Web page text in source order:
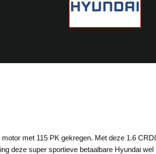
met 115 PK gekregen. Met deze 1.6 CRDI
deze super sportieve betaalbare Hyundai wel